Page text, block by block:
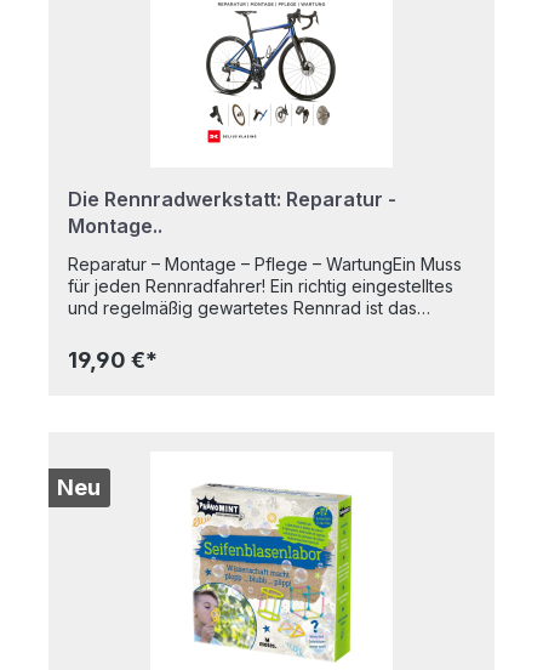
Saan, Kinder ab Acht bei ihrem Forscherdrang,
und auch Erwachsene können noch etwas
lernen! Autorin: Anita van Saan Illustrator: Dorothea
Tust 256 Seiten Ab 8 Jahren
Die Rennradwerkstatt: Reparatur -
Montage..
Reparatur – Montage – Pflege – WartungEin Muss
für jeden Rennradfahrer! Ein richtig eingestelltes
und regelmäßig gewartetes Rennrad ist das
Komponenten gibt es in großer Auswahl - das
optimal passende Modell muss kein Traum
diesem Thema. Werkstatt-Leiter Christoph Allwang
und Redakteur und Fotograf Daniel Simon haben
das entstandene Know-how in diesem Buch
zusammengefasst. Schritt für Schritt beschreiben
sie, wo und wie Hand anzulegen ist, wenn die
edle Maschine Streicheleinheiten benötigt. -
Welche Werkzeuge ich benötige und wie ich
meine Werkstatt richtig einrichte - Tipps zum
Thema Reinigung und Pflege - Beratung zu
19,90 €*
Neu